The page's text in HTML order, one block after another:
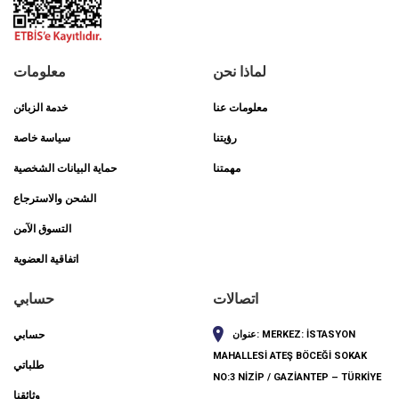
معلومات
خدمة الزبائن
سياسة خاصة
حماية البيانات الشخصية
الشحن والاسترجاع
التسوق الآمن
اتفاقية العضوية
لماذا نحن
معلومات عنا
رؤيتنا
مهمتنا
حسابي
حسابي
طلباتي
وثائقنا
اتصالات
عنوان: MERKEZ: İSTASYON
MAHALLESİ ATEŞ BÖCEĞİ SOKAK
NO:3 NİZİP / GAZİANTEP – TÜRKİYE